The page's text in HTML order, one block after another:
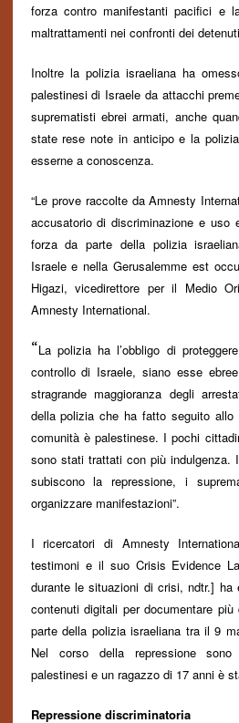
forza contro manifestanti pacifici e
maltrattamenti nei confronti dei
Inoltre la polizia israeliana ha
palestinesi di Israele da attacchi
suprematisti ebrei armati, anche
staterese note in anticipo e la
esserne a conoscenza.
“Le prove raccolte da Amnesty
accusatorio di discriminazione e uso
forza da parte della polizia
Israele e nella Gerusalemme est
Higazi, vicedirettore per il Medio
Amnesty International.
“La polizia ha l’obbligo di
controllo di Israele, siano esse
stragrande maggioranza degli
della polizia che ha fatto seguito
comunità è palestinese. I pochi
sono stati trattati con più indulgenza.
subisconola repressione, i
organizzare manifestazioni”.
I ricercatori di Amnesty
testimoni e il suo Crisis Evidence
durante le situazioni di crisi, ndtr.] ha
contenuti digitali per documentare
parte della polizia israeliana tra il 9
Nel corso della repressione
palestinesi e un ragazzo di 17 anni è
Repressione discriminatoria